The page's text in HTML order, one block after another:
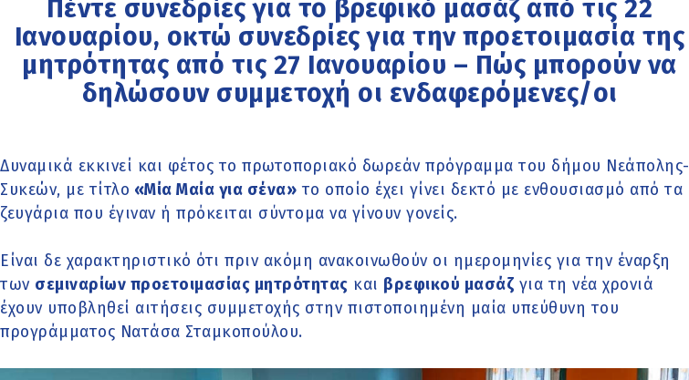
Πέντε συνεδρίες για το βρεφικό μασάζ από τις 22
Ιανουαρίου, οκτώ συνεδρίες για την προετοιμασία της
μητρότητας από τις 27 Ιανουαρίου – Πώς μπορούν να
δηλώσουν συμμετοχή οι ενδαφερόμενες/οι
Δυναμικά εκκινεί και φέτος το πρωτοποριακό δωρεάν πρόγραμμα του δήμου Νεάπολης-
Συκεών, με τίτλο «Μία Μαία για σένα» το οποίο έχει γίνει δεκτό με ενθουσιασμό από τα
ζευγάρια που έγιναν ή πρόκειται σύντομα να γίνουν γονείς.
Είναι δε χαρακτηριστικό ότι πριν ακόμη ανακοινωθούν οι ημερομηνίες για την έναρξη
των σεμιναρίων προετοιμασίας μητρότητας και βρεφικού μασάζ για τη νέα χρονιά
έχουν υποβληθεί αιτήσεις συμμετοχής στην πιστοποιημένη μαία υπεύθυνη του
προγράμματος Νατάσα Σταμκοπούλου.